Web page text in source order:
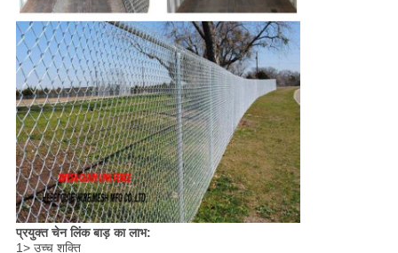
प्रयुक्त चेन लिंक बाड़ का लाभ:
1> उच्च शक्ति